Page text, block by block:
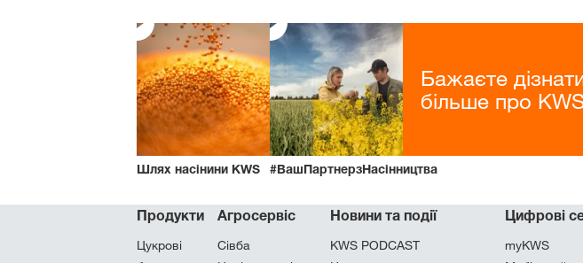
Шлях насінини KWS #ВашПартнерзНасінництва
Бажаєте
більше про
Продукти
Цукровi
Агросервіс
Сівба
Новини та події
KWS PODCAST
Цифрові
myKWS